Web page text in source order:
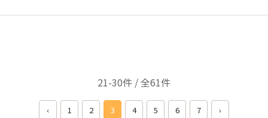
21-30件 / 全61件
‹ 1 2 3 4 5 6 7 ›